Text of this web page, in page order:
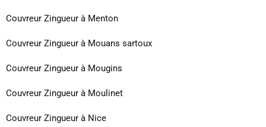
Couvreur Zingueur à Menton
Couvreur Zingueur à Mouans sartoux
Couvreur Zingueur à Mougins
Couvreur Zingueur à Moulinet
Couvreur Zingueur à Nice